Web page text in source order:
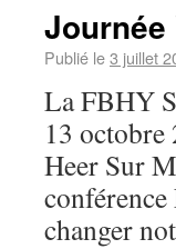
Journée
Publié le3 juillet
La FBHY
13 octobre
Heer Sur
changer